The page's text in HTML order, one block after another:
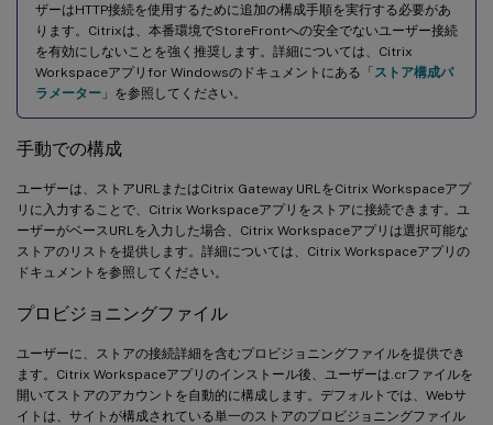
ザーはHTTP接続を使用するために追加の構成手順を実行する必要があ
ります。Citrixは、本番環境でStoreFrontへの安全でないユーザー接続
を有効にしないことを強く推奨します。詳細については、Citrix
Workspaceアプリfor Windowsのドキュメントにある「 ストア構成パ
ラメーター 」を参照してください。
手動での構成
ユーザーは、ストアURLまたはCitrix Gateway URLをCitrix Workspaceアプ
リに入力することで、Citrix Workspaceアプリをストアに接続できます。ユ
ーザーがベースURLを入力した場合、Citrix Workspaceアプリは選択可能な
ストアのリストを提供します。詳細については、Citrix Workspaceアプリの
ドキュメントを参照してください。
プロビジョニングファイル
ユーザーに、ストアの接続詳細を含むプロビジョニングファイルを提供でき
ます。Citrix Workspaceアプリのインストール後、ユーザーは.crファイルを
開いてストアのアカウントを自動的に構成します。デフォルトでは、Webサ
イトは、サイトが構成されている単一のストアのプロビジョニングファイル